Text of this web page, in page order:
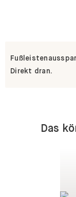
Direkt dran.
Das